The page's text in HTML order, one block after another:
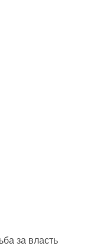
за власть